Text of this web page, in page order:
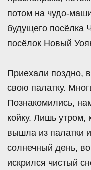
потом на чудо-
будущего посёлка
посёлок Новый
Приехали поздно,
свою палатку.
Познакомились,
койку. Лишь утром,
вышла из палатки
солнечный день,
искрился чистый